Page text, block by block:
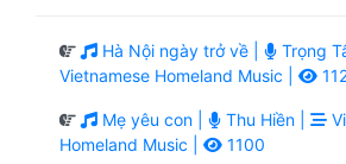
Hà Nội ngày trở về |
Trọng
Vietnamese Homeland Music |
Mẹ yêu con | Thu Hiền |
Homeland Music |
1100